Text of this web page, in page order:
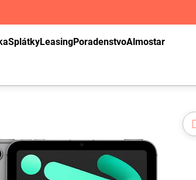
SplátkyLeasingPoradenstvoAlmostar